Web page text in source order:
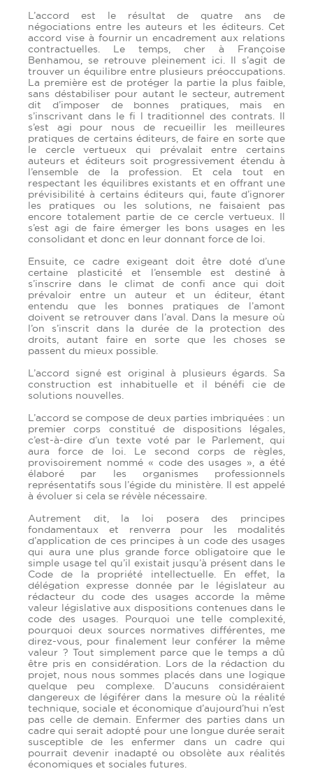
L’accord est le résultat de quatre ans de
négociations entre les auteurs et les éditeurs. Cet
accord vise à fournir un encadrement aux relations
contractuelles. Le temps, cher à Françoise
Benhamou, se retrouve pleinement ici. Il s’agit de
trouver un équilibre entre plusieurs préoccupations.
La première est de protéger la partie la plus faible,
sans déstabiliser pour autant le secteur, autrement
dit d’imposer de bonnes pratiques, mais en
s’inscrivant dans le fi l traditionnel des contrats. Il
s’est agi pour nous de recueillir les meilleures
pratiques de certains éditeurs, de faire en sorte que
le cercle vertueux qui prévalait entre certains
auteurs et éditeurs soit progressivement étendu à
l’ensemble de la profession. Et cela tout en
respectant les équilibres existants et en offrant une
prévisibilité à certains éditeurs qui, faute d’ignorer
les pratiques ou les solutions, ne faisaient pas
encore totalement partie de ce cercle vertueux. Il
s’est agi de faire émerger les bons usages en les
consolidant et donc en leur donnant force de loi.
Ensuite, ce cadre exigeant doit être doté d’une
certaine plasticité et l’ensemble est destiné à
s’inscrire dans le climat de confi ance qui doit
prévaloir entre un auteur et un éditeur, étant
entendu que les bonnes pratiques de l’amont
doivent se retrouver dans l’aval. Dans la mesure où
l’on s’inscrit dans la durée de la protection des
droits, autant faire en sorte que les choses se
passent du mieux possible.
L’accord signé est original à plusieurs égards. Sa
construction est inhabituelle et il bénéfi cie de
solutions nouvelles.
L’accord se compose de deux parties imbriquées : un
premier corps constitué de dispositions légales,
c’est-à-dire d’un texte voté par le Parlement, qui
aura force de loi. Le second corps de règles,
provisoirement nommé « code des usages », a été
élaboré par les organismes professionnels
représentatifs sous l’égide du ministère. Il est appelé
à évoluer si cela se révèle nécessaire.
Autrement dit, la loi posera des principes
fondamentaux et renverra pour les modalités
d’application de ces principes à un code des usages
qui aura une plus grande force obligatoire que le
simple usage tel qu’il existait jusqu’à présent dans le
Code de la propriété intellectuelle. En effet, la
délégation expresse donnée par le législateur au
rédacteur du code des usages accorde la même
valeur législative aux dispositions contenues dans le
code des usages. Pourquoi une telle complexité,
pourquoi deux sources normatives différentes, me
direz-vous, pour finalement leur conférer la même
valeur ? Tout simplement parce que le temps a dû
être pris en considération. Lors de la rédaction du
projet, nous nous sommes placés dans une logique
quelque peu complexe. D’aucuns considéraient
dangereux de légiférer dans la mesure où la réalité
technique, sociale et économique d’aujourd’hui n’est
pas celle de demain. Enfermer des parties dans un
cadre qui serait adopté pour une longue durée serait
susceptible de les enfermer dans un cadre qui
pourrait devenir inadapté ou obsolète aux réalités
économiques et sociales futures.